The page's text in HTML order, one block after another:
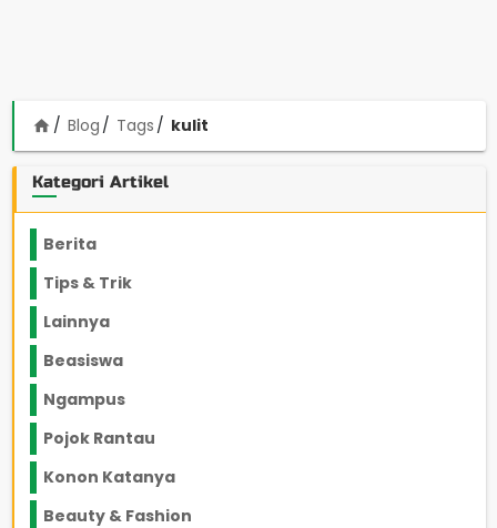
home Blog Tags kulit
Kategori Artikel
Berita
Tips & Trik
Lainnya
Beasiswa
Ngampus
Pojok Rantau
Konon Katanya
Beauty & Fashion